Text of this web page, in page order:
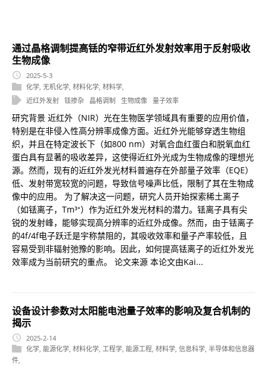
通过晶格调制提高铥的窄带近红外发射效率用于反射吸收
生物成像
2025-5-3
化学 无机化学 材料化学 材料学
近红外发射 铥掺杂 晶格调制 生物成像 量子效率
研究背景 近红外（NIR）光在生物医学领域具有重要的应用价值，
特别是在非侵入性高分辨率成像方面。近红外光能够穿透生物组
织，并且在特定波长下（如800 nm）对氧合血红蛋白和脱氧血红
蛋白具有显著的吸收差异，这使得近红外光成为生物成像的理想光
源。然而，现有的近红外发光材料普遍存在外部量子效率（EQE）
低、发射带宽较宽的问题，导致信号噪声比低，限制了其在生物成
像中的应用。 为了解决这一问题，研究人员开始探索稀土离子
（如铥离子，Tm³⁺）作为近红外发光材料的潜力。铥离子具有尖
锐的发射峰，能够实现高分辨率的近红外成像。然而，由于铥离子
的4f/4f电子跃迁是宇称禁阻的，其吸收效率和量子产率较低，且
容易受到非辐射弛豫的影响。因此，如何提高铥离子的近红外发光
效率成为当前研究的重点。 论文来源 本论文由Kai...
设备设计参数对太阳能电池量子效率的影响及复合机制的
揭示
2025-2-14
化学 能源化学 材料化学 工程学 能源工程 材料学 信息科学 半导体和信息器
件